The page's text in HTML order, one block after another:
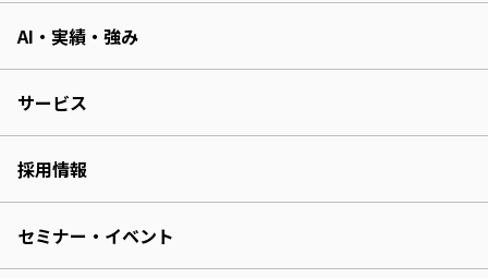
AI・実績・強み
サービス
採用情報
セミナー・イベント